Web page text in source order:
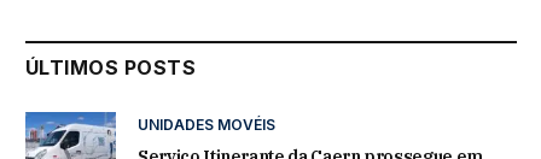
ÚLTIMOS POSTS
UNIDADES MOVÉIS